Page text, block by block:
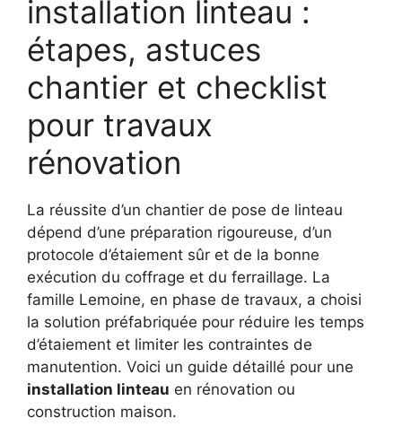
installation linteau :
étapes, astuces
chantier et checklist
pour travaux
rénovation
La réussite d’un chantier de pose de linteau
dépend d’une préparation rigoureuse, d’un
protocole d’étaiement sûr et de la bonne
exécution du coffrage et du ferraillage. La
famille Lemoine, en phase de travaux, a choisi
la solution préfabriquée pour réduire les temps
d’étaiement et limiter les contraintes de
manutention. Voici un guide détaillé pour une
installation linteau en rénovation ou
construction maison.